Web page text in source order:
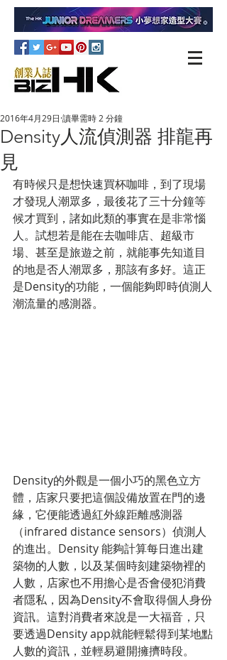
Density人流偵測器 排龍再
見
2016年4月29日 讀畢需時 2 分鐘
有時候只是想快速買杯咖啡，到了現場
才發現人潮眾多，最後花了三十分鐘等
候才買到，諸如此類的事實在是非常惱
人。試想若是能在去咖啡店、超級市
場、甚至是旅遊之前，就能事先知道目
的地是否人潮眾多，那該有多好。這正
是Density的功能，一個能夠即時偵測人
潮流量的感測器。
Density的外觀是一個小巧的黑色立方
體，店家只要把這個設備放置在門的邊
緣，它便能透過紅外線距離感測器
（infrared distance sensors）偵測人
的進出。Density 能夠計算每日進出建
築物的人數，以及某個時刻建築物裡的
人數，店家也不用擔心是否會侵犯消費
者隱私，因為Density不會取得個人身份
資訊。這對消費者來說是一大福音，只
要透過Density app就能輕鬆得到某地點
人數的資訊，並輕易避開擁擠時段。